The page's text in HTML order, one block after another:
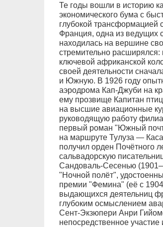
Те годы вошли в историю
экономического бума с
глубокой трансформацией
Франция, одна из ведущих
находилась на вершине
стремительно
ключевой африканской
своей деятельности
и Южную. В 1926 году
аэродрома Кап-Джуби на
ему прозвище Капитан
на высшие авиационные
руководящую работу
первый роман "Южный
на маршруте Тулуза —
получил орден Почётного
сальвадорскую
Сандоваль-Сесенью
"Ночной полёт",
премии "Фемина" (её с
выдающихся деятельниц
глубоким осмыслением
Сент-Экзюпери Анри
непосредственное